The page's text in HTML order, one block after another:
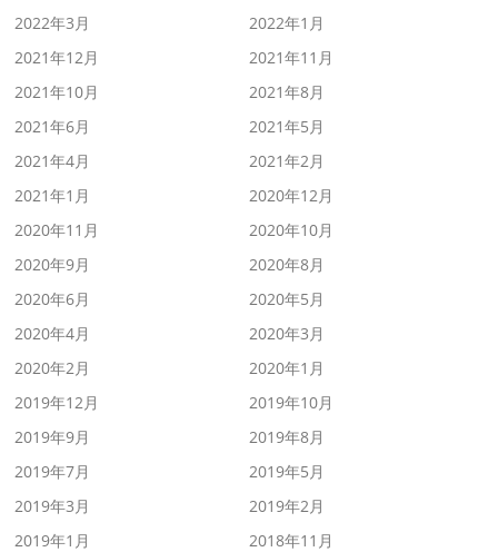
2022年3月
2022年1月
2021年12月
2021年11月
2021年10月
2021年8月
2021年6月
2021年5月
2021年4月
2021年2月
2021年1月
2020年12月
2020年11月
2020年10月
2020年9月
2020年8月
2020年6月
2020年5月
2020年4月
2020年3月
2020年2月
2020年1月
2019年12月
2019年10月
2019年9月
2019年8月
2019年7月
2019年5月
2019年3月
2019年2月
2019年1月
2018年11月